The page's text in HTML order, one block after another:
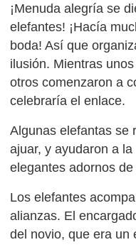
¡Menuda alegría se
elefantes! ¡Hacía
boda! Así que
ilusión. Mientras
otros comenzaron a
celebraría el enlace.
Algunas elefantas se
ajuar, y ayudaron a
elegantes adornos de
Los elefantes
alianzas. El
del novio, que era un